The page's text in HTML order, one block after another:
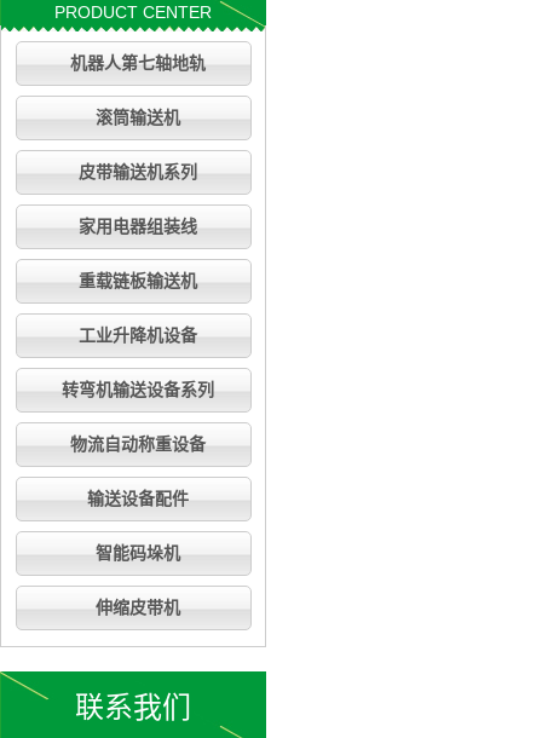
PRODUCT CENTER
机器人第七轴地轨
滚筒输送机
皮带输送机系列
家用电器组装线
重载链板输送机
工业升降机设备
转弯机输送设备系列
物流自动称重设备
输送设备配件
智能码垛机
伸缩皮带机
联系我们